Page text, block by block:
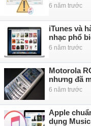
6 năm trước
iTunes và
nhạc phổ
6 năm trước
Motorola
nhưng đã
6 năm trước
Apple
dụng Music